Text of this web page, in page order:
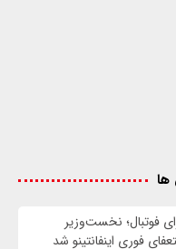
ها
فوتبال؛ نخست‌وزیر
فوری اینفانتینو شد